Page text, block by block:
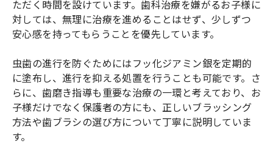
ただく時間を設けています。歯科治療を嫌がるお子様に
対しては、無理に治療を進めることはせず、少しずつ
安心感を持ってもらうことを優先しています。
虫歯の進行を防ぐためにはフッ化ジアミン銀を定期的
に塗布し、進行を抑える処置を行うことも可能です。さ
らに、歯磨き指導も重要な治療の一環と考えており、お
子様だけでなく保護者の方にも、正しいブラッシング
方法や歯ブラシの選び方について丁寧に説明していま
す。